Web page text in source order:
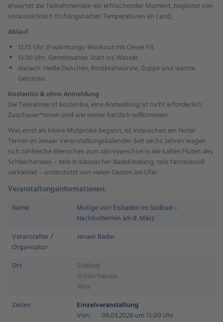
erwartet die Teilnehmenden ein erfrischender Moment, begleitet von
voraussichtlich frühlingshaften Temperaturen an Land.
Ablauf
13:15 Uhr: Erwärmungs-Workout mit Clever Fit
13:30 Uhr: Gemeinsamer Start ins Wasser
danach: Heiße Duschen, Rostbratwürste, Suppe und warme
Getränke
Kostenlos & ohne Anmeldung
Die Teilnahme ist kostenlos, eine Anmeldung ist nicht erforderlich.
Zuschauer*innen sind wie immer herzlich willkommen.
Was einst als kleine Mutprobe begann, ist inzwischen ein fester
Termin im Jenaer Veranstaltungskalender. Seit sechs Jahren wagen
sich zahlreiche Menschen zum Jahreswechsel in die kalten Fluten des
Schleicher­sees – teils in klassischer Badekleidung, teils fantasievoll
verkleidet – unterstützt von vielen Gästen am Ufer.
Veranstaltungsinformationen:
Name
Mutige vor! Eisbaden im Südbad –
Nachholtermin am 8. März
Veranstalter /
Organisator
Jenaer Bäder
Ort
Südbad
Schleichersee
Jena
Zeiten
Einzelveranstaltung
Von:
08.03.2026 um 13:00 Uhr